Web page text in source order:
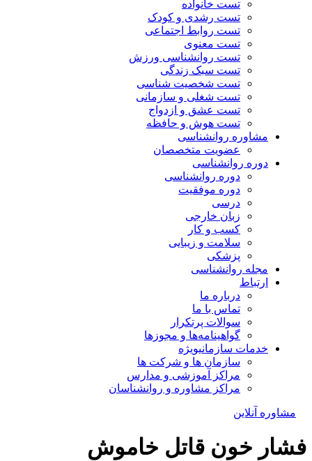
تست خانواده
تست رشدی و کودک
تست روابط اجتماعی
تست معنوی
تست روانشناسی ورزش
تست سبک زندگی
تست شخصیت شناسی
تست شغلی و سازمانی
تست عشق و ازدواج
تست هوش و حافظه
مشاوره روانشناسی
عضویت متخصصان
دوره روانشناسی
دوره روانشناسی
دوره موفقیت
درسی
زبان خارجی
کسب و کار
سلامت و زیبایی
پزشکی
مجله روانشناسی
ارتباط
درباره ما
تماس با ما
سوالات پرتکرار
گواهینامه‌ها و مجوزها
خدمات سازمانیویژه
سازمان ها و شرکت ها
مراکز آموزشی و مدارس
مراکز مشاوره و روانشناسان
مشاوره آنلاین
فشار خون قاتل خاموش